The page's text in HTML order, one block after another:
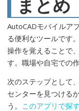
まとめ
AutoCADモバイルア
る便利なツールです
操作を覚えることで
す。職場や自宅での
次のステップとして
センターを見つける
う。 このアプリで探す